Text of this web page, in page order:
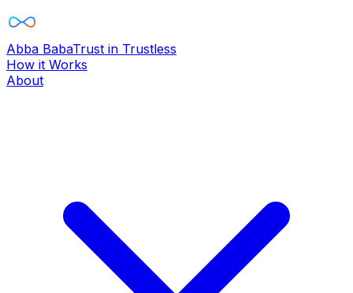
Abba BabaTrust in Trustless
How it Works
About